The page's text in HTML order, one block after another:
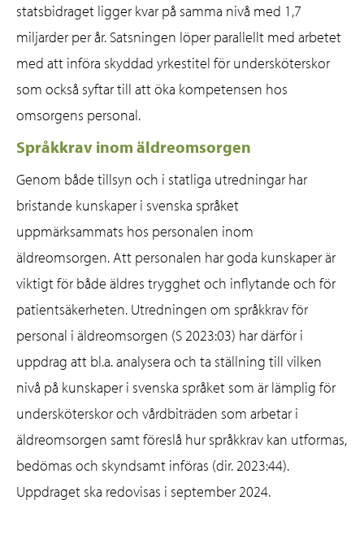
statsbidraget ligger kvar på samma nivå med 1,7
miljarder per år. Satsningen löper parallellt med arbetet
med att införa skyddad yrkestitel för undersköterskor
som också syftar till att öka kompetensen hos
omsorgens personal.
Språkkrav inom äldreomsorgen
Genom både tillsyn och i statliga utredningar har
bristande kunskaper i svenska språket
uppmärksammats hos personalen inom
äldreomsorgen. Att personalen har goda kunskaper är
viktigt för både äldres trygghet och inflytande och för
patientsäkerheten. Utredningen om språkkrav för
personal i äldreomsorgen (S 2023:03) har därför i
uppdrag att bl.a. analysera och ta ställning till vilken
nivå på kunskaper i svenska språket som är lämplig för
undersköterskor och vårdbiträden som arbetar i
äldreomsorgen samt föreslå hur språkkrav kan utformas,
bedömas och skyndsamt införas (dir. 2023:44).
Uppdraget ska redovisas i september 2024.